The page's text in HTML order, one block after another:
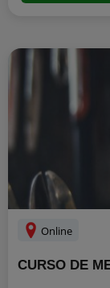
Online
CURSO DE